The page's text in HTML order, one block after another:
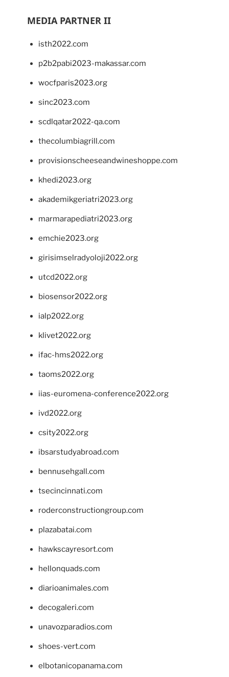
MEDIA PARTNER II
isth2022.com
p2b2pabi2023-makassar.com
wocfparis2023.org
sinc2023.com
scdlqatar2022-qa.com
thecolumbiagrill.com
provisionscheeseandwineshoppe.com
khedi2023.org
akademikgeriatri2023.org
marmarapediatri2023.org
emchie2023.org
girisimselradyoloji2022.org
utcd2022.org
biosensor2022.org
ialp2022.org
klivet2022.org
ifac-hms2022.org
taoms2022.org
iias-euromena-conference2022.org
ivd2022.org
csity2022.org
ibsarstudyabroad.com
bennusehgall.com
tsecincinnati.com
roderconstructiongroup.com
plazabatai.com
hawkscayresort.com
hellonquads.com
diarioanimales.com
decogaleri.com
unavozparadios.com
shoes-vert.com
elbotanicopanama.com